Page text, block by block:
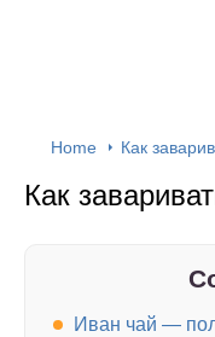
Home Как
Как
Иван чай —